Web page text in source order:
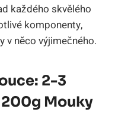
každého skvělého
komponenty,
v něco výjimečného.
2-3
Mouky